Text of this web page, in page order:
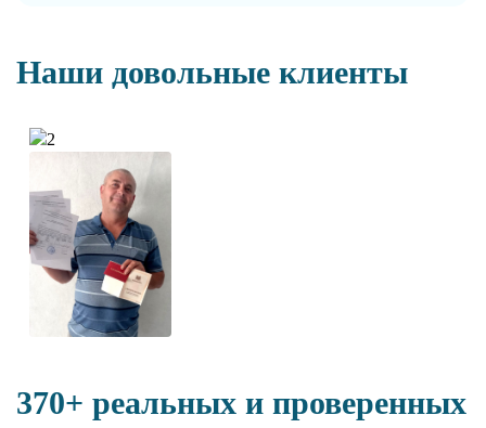
Наши довольные клиенты
370+ реальных и проверенных